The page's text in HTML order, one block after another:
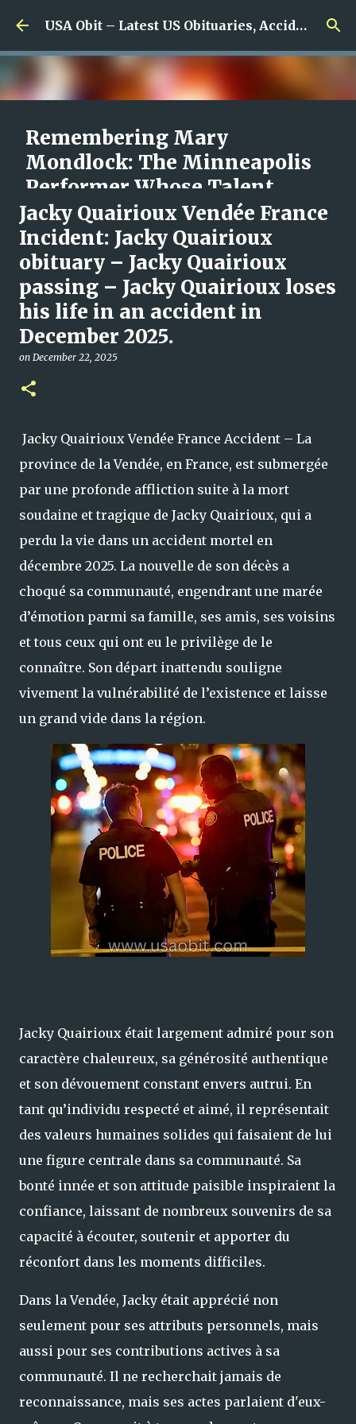
Skip to main content USA Obit – Latest US Obituaries, Accidents & Missing News
Remembering Mary
Mondlock: The Minneapolis
Performer Whose Talent,
Laughter and Compassion
Inspired So Many
onAugust 07, 2026
Jacky Quairioux Vendée France
Incident: Jacky Quairioux
obituary – Jacky Quairioux
passing – Jacky Quairioux loses
his life in an accident in
December 2025.
on December 22, 2025
Jacky Quairioux Vendée France Accident – La
province de la Vendée, en France, est submergée
par une profonde affliction suite à la mort
soudaine et tragique de Jacky Quairioux, qui a
perdu la vie dans un accident mortel en
décembre 2025. La nouvelle de son décès a
choqué sa communauté, engendrant une marée
d’émotion parmi sa famille, ses amis, ses voisins
et tous ceux qui ont eu le privilège de le
connaître. Son départ inattendu souligne
vivement la vulnérabilité de l’existence et laisse
un grand vide dans la région.
Jacky Quairioux était largement admiré pour son
caractère chaleureux, sa générosité authentique
et son dévouement constant envers autrui. En
tant qu’individu respecté et aimé, il représentait
des valeurs humaines solides qui faisaient de lui
une figure centrale dans sa communauté. Sa
bonté innée et son attitude paisible inspiraient la
confiance, laissant de nombreux souvenirs de sa
capacité à écouter, soutenir et apporter du
réconfort dans les moments difficiles.
Dans la Vendée, Jacky était apprécié non
seulement pour ses attributs personnels, mais
aussi pour ses contributions actives à sa
communauté. Il ne recherchait jamais de
reconnaissance, mais ses actes parlaient d'eux-